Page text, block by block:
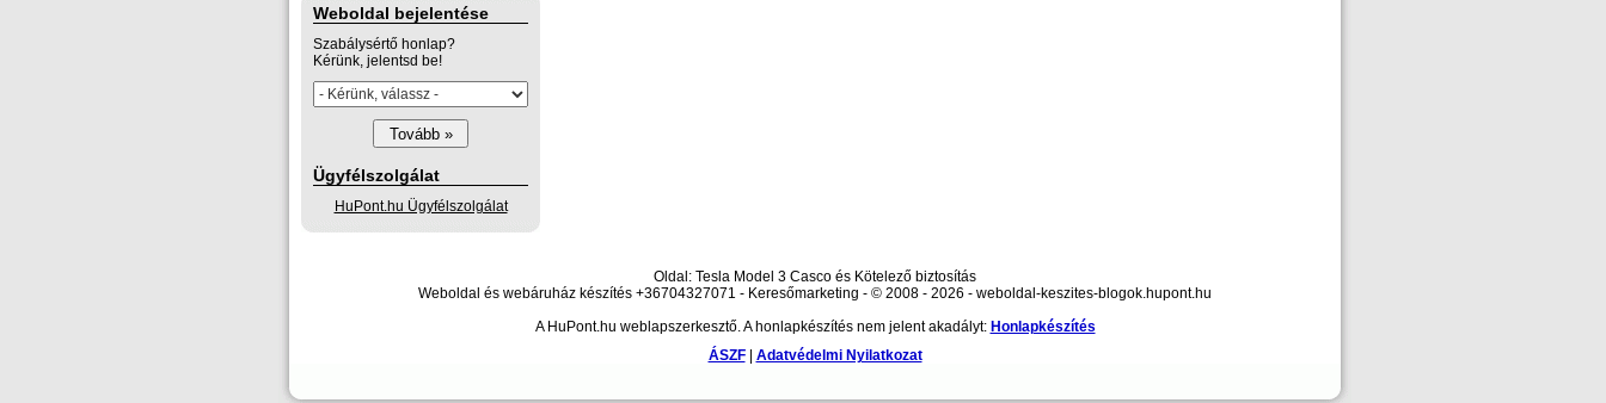
Weboldal bejelentése
Szabálysértő honlap?
Kérünk, jelentsd be!
Ügyfélszolgálat
HuPont.hu Ügyfélszolgálat
Oldal: Tesla Model 3 Casco és Kötelező biztosítás
Weboldal és webáruház készítés +36704327071 - Keresőmarketing - © 2008 - 2026 - weboldal-keszites-blogok.hupont.hu
A HuPont.hu weblapszerkesztő. A honlapkészítés nem jelent akadályt: Honlapkészítés
ÁSZF| Adatvédelmi Nyilatkozat